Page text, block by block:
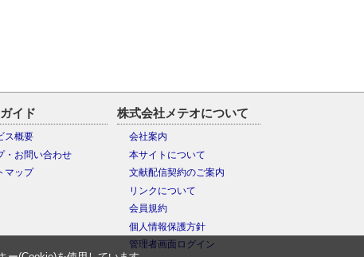
イド
ス概要
・お問い合わせ
マップ
株式会社メテオについて
会社案内
本サイトについて
文献配信契約のご案内
リンクについて
会員規約
個人情報保護方針
管理者画面ログイン